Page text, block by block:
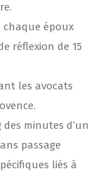
chaque époux
réflexion de 15
les avocats
minutes d’un
passage
liés à